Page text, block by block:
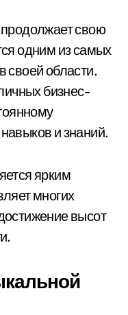
свою
одним из самых
своей области.
бизнес-
и знаний.
ярким
многих
высот